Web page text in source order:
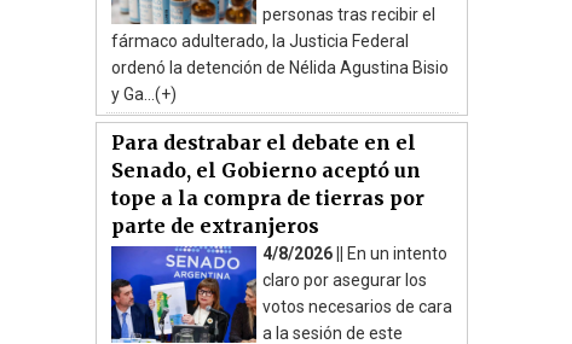
personas tras recibir el
fármaco adulterado, la Justicia Federal
ordenó la detención de Nélida Agustina Bisio
y Ga...(+)
Para destrabar el debate en el
Senado, el Gobierno aceptó un
tope a la compra de tierras por
parte de extranjeros
4/8/2026 ||
En un intento
claro por asegurar los
votos necesarios de cara
a la sesión de este